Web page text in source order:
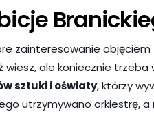
zainteresowanie
ale koniecznie trzeba
sztuki i oświaty, którzy
utrzymywano orkiestrę,